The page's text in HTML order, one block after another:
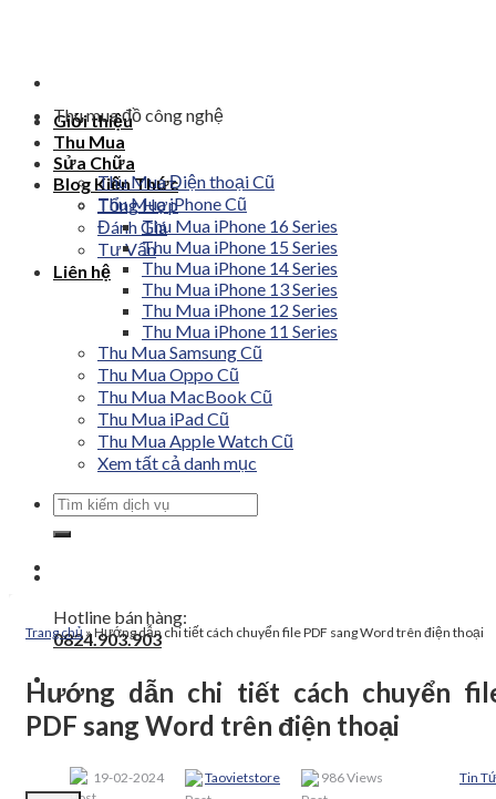
Giới thiệu
Thu Mua
Sửa Chữa
Blog Kiến Thức
Tổng Hợp
Đánh Giá
Tư Vấn
Liên hệ
Hotline bán hàng:
0824.903.903
Thu mua đồ công nghệ
Thu Mua Điện thoại Cũ
Thu Mua iPhone Cũ
Thu Mua iPhone 16 Series
Thu Mua iPhone 15 Series
Thu Mua iPhone 14 Series
Thu Mua iPhone 13 Series
Thu Mua iPhone 12 Series
Thu Mua iPhone 11 Series
Thu Mua Samsung Cũ
Thu Mua Oppo Cũ
Thu Mua MacBook Cũ
Thu Mua iPad Cũ
Thu Mua Apple Watch Cũ
Xem tất cả danh mục
Tìm
kiếm:
Trang chủ »Hướng dẫn chi tiết cách chuyển file PDF sang Word trên điện thoại
Hướng dẫn chi tiết cách chuyển
PDF sang Word trên điện thoại
19-02-2024 Taovietstore 986 Views Tin